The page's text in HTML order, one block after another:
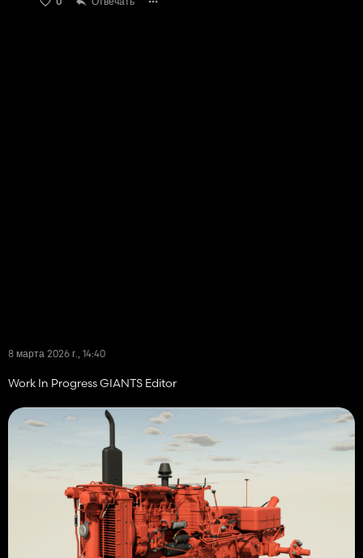
8 марта 2026 г., 14:40
Work In Progress GIANTS Editor